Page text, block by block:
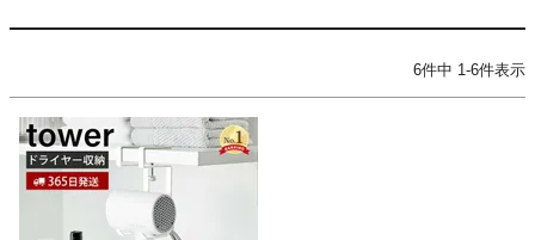
6件中 1-6件表示